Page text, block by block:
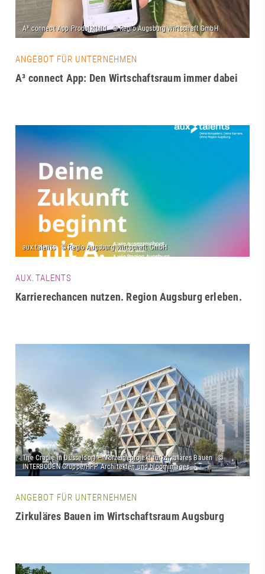
ANGEBOT FÜR UNTERNEHMEN
A³ connect App: Den Wirtschaftsraum immer dabei
AUX.TALENTS
Karrierechancen nutzen. Region Augsburg erleben.
ANGEBOT FÜR UNTERNEHMEN
Zirkuläres Bauen im Wirtschaftsraum Augsburg